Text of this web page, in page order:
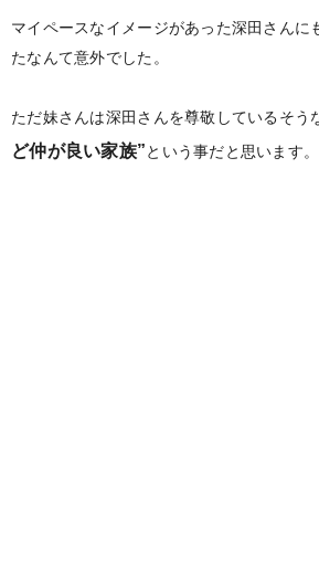
マイペースなイメージがあった深田さんに
たなんて意外でした。
ただ妹さんは深田さんを尊敬しているそう
ど仲が良い家族”という事だと思います。